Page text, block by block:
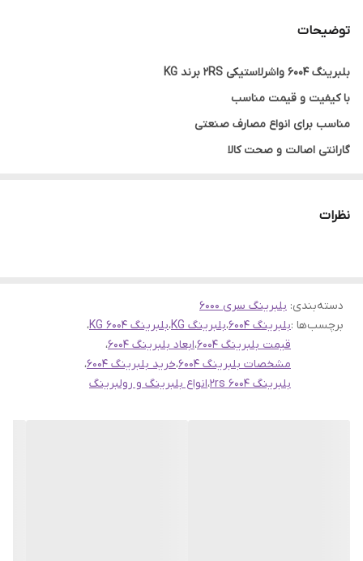
توضیحات
بلبرینگ 6004 واشرلاستیکی 2RS برند KG
با کیفیت و قیمت مناسب
مناسب برای انواع مصارف صنعتی
گارانتی اصالت و صحت کالا
09135199455
فروشگاه اینترنتی انواع بلبرینگ و رولبرینگ سهند
ما افتخار می‌کنیم که در فروشگاه اینترنتی خود، گستره‌ای وسیع از
بلبرینگ‌ها و رولبرینگ‌های باکیفیت را، مطابق با نیازهای صنعتی و
مهندسی شما، عرضه می‌کنیم
نظرات
دسته‌بندی: بلبرینگ سری 6000
برچسب‌ها :بلبرینگ 6004 ،بلبرینگ KG ،بلبرینگ 6004 KG
،
قیمت بلبرینگ 6004
،ابعاد بلبرینگ 6004
،
مشخصات بلبرینگ 6004
،خرید بلبرینگ 6004
،
بلبرینگ 6004 2rs
،انواع بلبرینگ و رولبرینگ